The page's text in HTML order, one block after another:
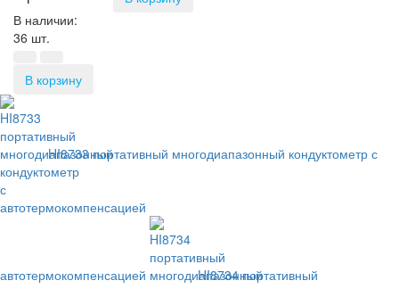
В наличии:
36 шт.
В корзину
HI8733 портативный многодиапазонный кондуктометр с
автотермокомпенсацией HI8734 портативный